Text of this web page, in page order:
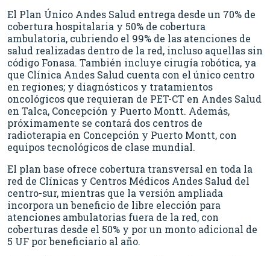
El Plan Único Andes Salud entrega desde un 70% de
cobertura hospitalaria y 50% de cobertura
ambulatoria, cubriendo el 99% de las atenciones de
salud realizadas dentro de la red, incluso aquellas sin
código Fonasa. También incluye cirugía robótica, ya
que Clínica Andes Salud cuenta con el único centro
en regiones; y diagnósticos y tratamientos
oncológicos que requieran de PET-CT en Andes Salud
en Talca, Concepción y Puerto Montt. Además,
próximamente se contará dos centros de
radioterapia en Concepción y Puerto Montt, con
equipos tecnológicos de clase mundial.
El plan base ofrece cobertura transversal en toda la
red de Clínicas y Centros Médicos Andes Salud del
centro-sur, mientras que la versión ampliada
incorpora un beneficio de libre elección para
atenciones ambulatorias fuera de la red, con
coberturas desde el 50% y por un monto adicional de
5 UF por beneficiario al año.